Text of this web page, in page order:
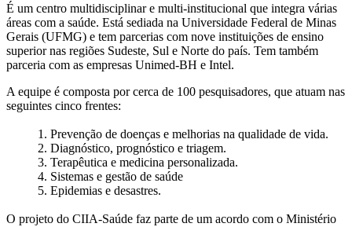
É um centro multidisciplinar e multi-institucional que integra várias
áreas com a saúde. Está sediada na Universidade Federal de Minas
Gerais (UFMG) e tem parcerias com nove instituições de ensino
superior nas regiões Sudeste, Sul e Norte do país. Tem também
parceria com as empresas Unimed-BH e Intel.
A equipe é composta por cerca de 100 pesquisadores, que atuam nas
seguintes cinco frentes:
1. Prevenção de doenças e melhorias na qualidade de vida.
2. Diagnóstico, prognóstico e triagem.
3. Terapêutica e medicina personalizada.
4. Sistemas e gestão de saúde
5. Epidemias e desastres.
O projeto do CIIA-Saúde faz parte de um acordo com o Ministério